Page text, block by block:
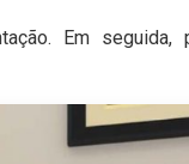
Em seguida,